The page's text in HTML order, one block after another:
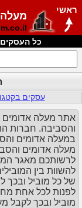
ראשי
כל
עסקים
אתר מעלה אדומים
והסביבה. חברות
במעלה אדומים
מעלה אדומים
לרשותכם מאגר
להשוות בין
של כל מוביל ובכך
לפנות לכל אחת
מוביל ובכך לקבל